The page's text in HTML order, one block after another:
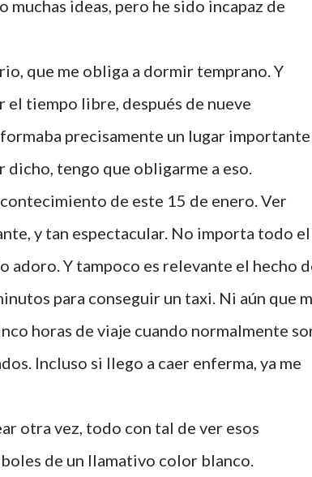
muchas ideas, pero he sido incapaz de
que me obliga a dormir temprano. Y
el tiempo libre, después de nueve
precisamente un lugar importante
dicho, tengo que obligarme a eso.
de este 15 de enero. Ver
y tan espectacular. No importa todo el
adoro. Y tampoco es relevante el hecho
para conseguir un taxi. Ni aún que
horas de viaje cuando normalmente
Incluso si llego a caer enferma, ya me
otra vez, todo con tal de ver esos
de un llamativo color blanco.